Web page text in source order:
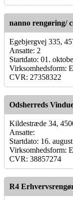
nanno rengøring/
Egebjergvej 335,
Ansatte: 2
Startdato: 01.
Virksomhedsform:
CVR: 27358322
Odsherreds
Kildestræde 34,
Ansatte:
Startdato: 16.
Virksomhedsform:
CVR: 38857274
R4